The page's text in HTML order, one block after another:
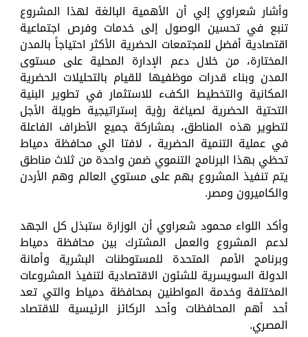
وأشار شعراوي إلي أن الأهمية البالغة لهذا المشروع
تنبع في تحسين الوصول إلى خدمات وفرص اجتماعية
اقتصادية أفضل للمجتمعات الحضرية الأكثر احتياجاً بالمدن
المختارة، من خلال دعم الإدارة المحلية على مستوى
المدن وبناء قدرات موظفيها للقيام بالتحليلات الحضرية
المكانية والتخطيط الكفء للاستثمار في تطوير البنية
التحتية الحضرية لصياغة رؤية إستراتيجية طويلة الأجل
لتطوير هذه المناطق، بمشاركة جميع الأطراف الفاعلة
في عملية التنمية الحضرية ، لافتا الي محافظة دمياط
تحظي بهذا البرنامج التنموي ضمن واحدة من ثلاث مناطق
يتم تنفيذ المشروع بهم على مستوي العالم وهم الأردن
والكاميرون ومصر.
وأكد اللواء محمود شعراوي أن الوزارة ستبذل كل الجهد
لدعم المشروع والعمل المشترك بين محافظة دمياط
وبرنامج الأمم المتحدة للمستوطنات البشرية وأمانة
الدولة السويسرية للشئون الاقتصادية لتنفيذ المشروعات
المختلفة وخدمة المواطنين بمحافظة دمياط والتي تعد
أحد أهم المحافظات وأحد الركائز الرئيسية للاقتصاد
المصري.